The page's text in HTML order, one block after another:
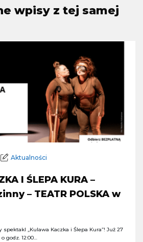
wpisy z tej samej
Aktualności
I ŚLEPA KURA –
– TEATR POLSKA w
„Kulawa Kaczka i Ślepa Kura”! Już 27
godz. 12:00…